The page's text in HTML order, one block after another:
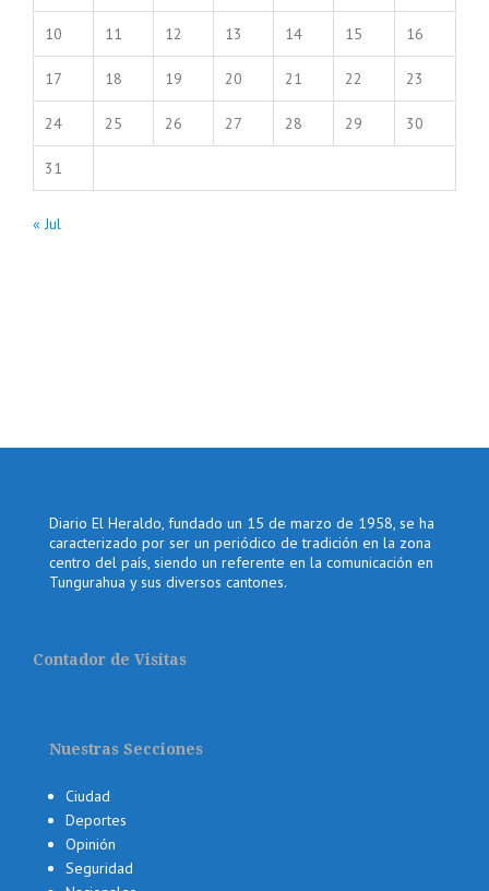
10 11 12 13 14 15 16
17 18 19 20 21 22 23
24 25 26 27 28 29 30
31
« Jul
Diario El Heraldo, fundado un 15 de marzo de 1958, se ha
caracterizado por ser un periódico de tradición en la zona
centro del país, siendo un referente en la comunicación en
Tungurahua y sus diversos cantones.
Contador de Visitas
Nuestras Secciones
Ciudad
Deportes
Opinión
Seguridad